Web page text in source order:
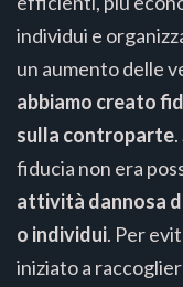
individui e
un aumento delle
abbiamo creato
sulla controparte
fiducia non era
attività dannosa
o individui. Per
iniziato a